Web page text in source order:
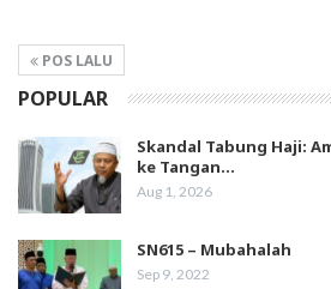
POS LALU
POPULAR
Skandal Tabung Haji:
ke Tangan…
Aug 1, 2026
SN615 – Mubahalah
Sep 9, 2022